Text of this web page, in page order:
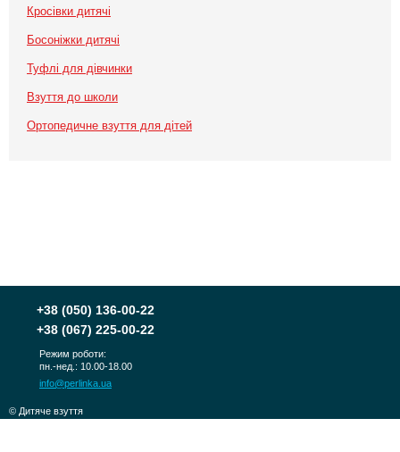
Кросівки дитячі
Босоніжки дитячі
Туфлі для дівчинки
Взуття до школи
Ортопедичне взуття для дітей
+38 (050) 136-00-22
+38 (067) 225-00-22
Режим роботи:
пн.-нед.: 10.00-18.00
info@perlinka.ua
© Дитяче взуття